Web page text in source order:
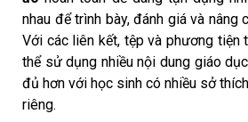
nhau để trình bày, đánh giá và nâng
Với các liên kết, tệp và phương tiện
thể sử dụng nhiều nội dung giáo
đủ hơn với học sinh có nhiều sở
riêng.